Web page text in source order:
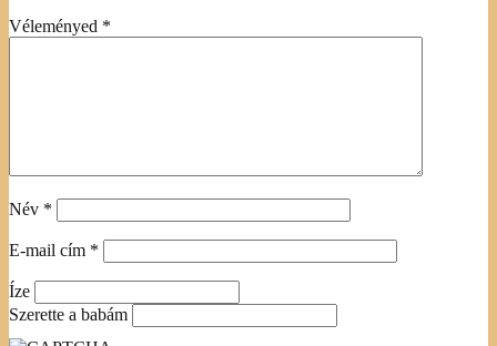
Véleményed *
Név *
E-mail cím *
Íze
Szerette a babám